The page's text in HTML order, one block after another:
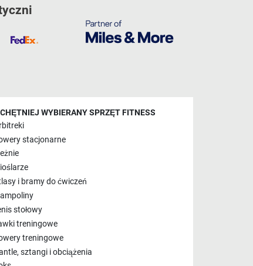
WYBIERANY SPRZĘT FITNESS
stacjonarne
i bramy do ćwiczeń
stołowy
treningowe
treningowe
sztangi i obciążenia